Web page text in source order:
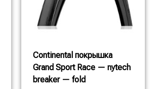
Continental покрышка
Grand Sport Race — nytech
breaker — fold